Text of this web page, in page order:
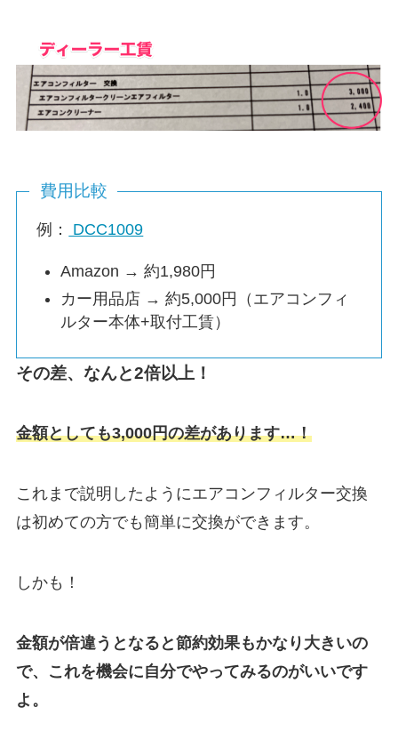
費用比較
例： DCC1009
Amazon → 約1,980円
カー用品店 → 約5,000円（エアコンフィ
ルター本体+取付工賃）
その差、なんと2倍以上！
金額としても3,000円の差があります…！
これまで説明したようにエアコンフィルター交換
は初めての方でも簡単に交換ができます。
しかも！
金額が倍違うとなると節約効果もかなり大きいの
で、これを機会に自分でやってみるのがいいです
よ。